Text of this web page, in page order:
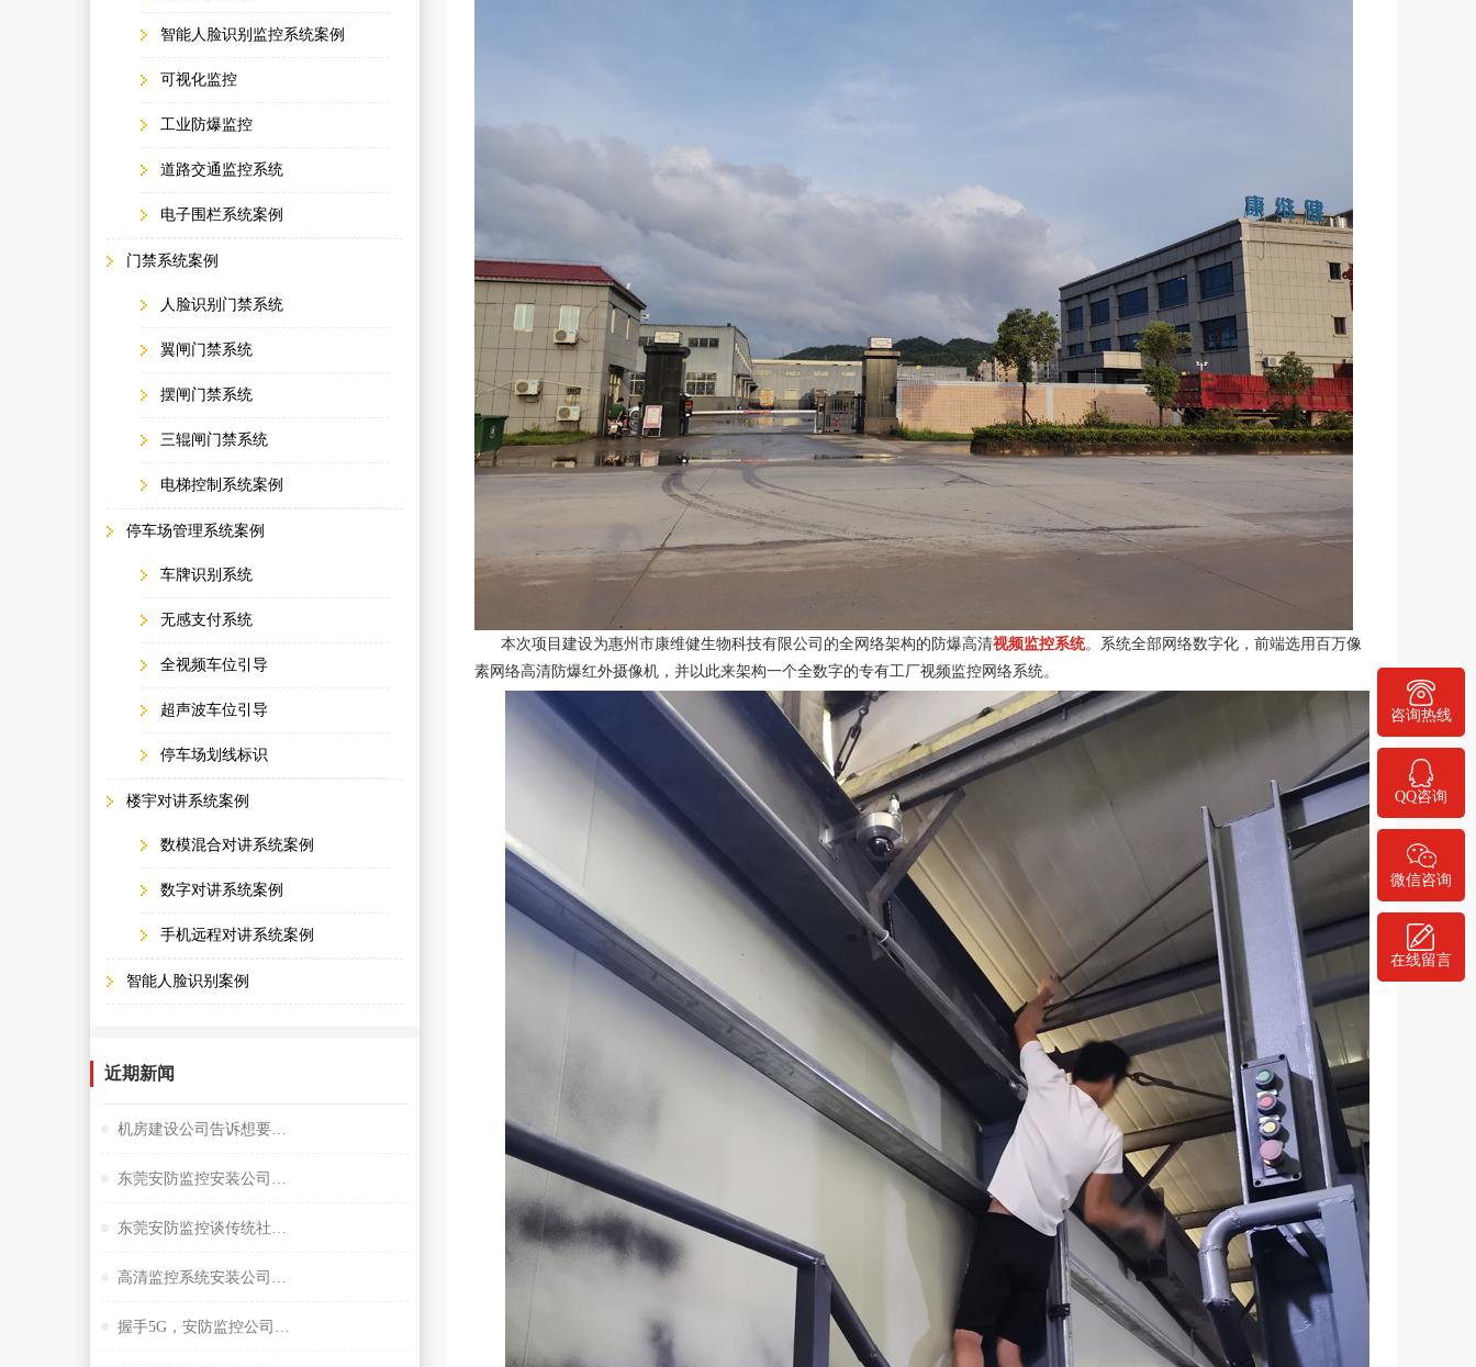
智能人脸识别监控系统案例
可视化监控
工业防爆监控
道路交通监控系统
电子围栏系统案例
门禁系统案例
人脸识别门禁系统
翼闸门禁系统
摆闸门禁系统
三辊闸门禁系统
电梯控制系统案例
停车场管理系统案例
车牌识别系统
无感支付系统
全视频车位引导
超声波车位引导
停车场划线标识
楼宇对讲系统案例
数模混合对讲系统案例
数字对讲系统案例
手机远程对讲系统案例
智能人脸识别案例
近期新闻
机房建设公司告诉想要监控夜视效果好选择很重要
东莞安防监控安装公司谈小间距LED显示屏
东莞安防监控谈传统社区存在的问题
高清监控系统安装公司阐述失驾人员管控系统
握手5G，安防监控公司谈描绘未来大交通云锦蓝图
本次项目建设为惠州市康维健生物科技有限公司的全网络架构的防爆高清视频监控系统。系统全部网络数字化，前端选用百万像
素网络高清防爆红外摄像机，并以此来架构一个全数字的专有工厂视频监控网络系统。
咨询热线
400-778-1068
QQ咨询
微信咨询
在线留言